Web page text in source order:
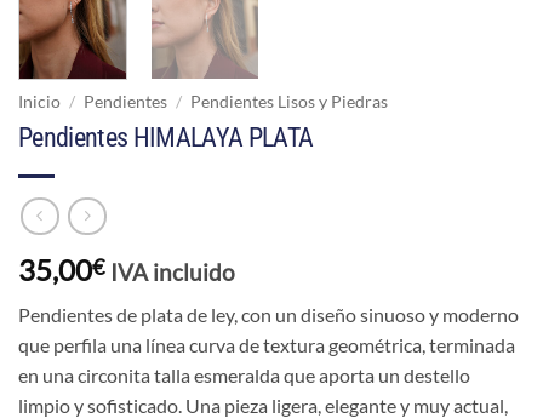
Inicio / Pendientes / Pendientes Lisos y Piedras
Pendientes HIMALAYA PLATA
35,00€ IVA incluido
Pendientes de plata de ley, con un diseño sinuoso y moderno
que perfila una línea curva de textura geométrica, terminada
en una circonita talla esmeralda que aporta un destello
limpio y sofisticado. Una pieza ligera, elegante y muy actual,